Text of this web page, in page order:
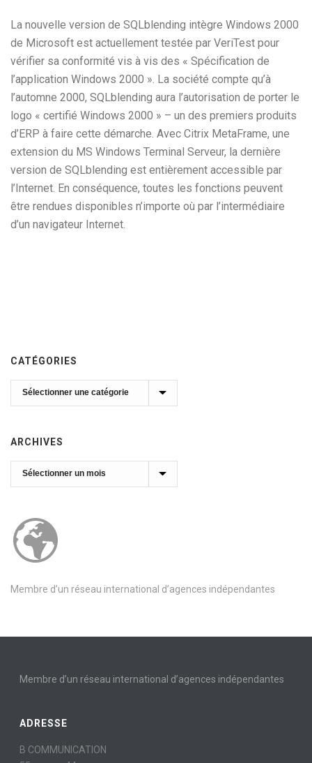
La nouvelle version de SQLblending intègre Windows 2000
de Microsoft est actuellement testée par VeriTest pour
vérifier sa conformité vis à vis des « Spécification de
l’application Windows 2000 ». La société compte qu’à
l’automne 2000, SQLblending aura l’autorisation de porter le
logo « certifié Windows 2000 » – un des premiers produits
d’ERP à faire cette démarche. Avec Citrix MetaFrame, une
extension du MS Windows Terminal Serveur, la dernière
version de SQLblending est entièrement accessible par
l’Internet. En conséquence, toutes les fonctions peuvent
être rendues disponibles n’importe où par l’intermédiaire
d’un navigateur Internet.
CATÉGORIES
Catégories
ARCHIVES
Archives
Membre d’un réseau international d’agences indépendantes
Membre d’un réseau international d’agences indépendantes
ADRESSE
B COMMUNICATION